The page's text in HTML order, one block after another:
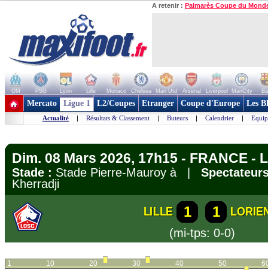
A retenir : Palmarès Coupe du
OM PSG Lyon Lille Monaco Chelsea Man Utd Arsenal Liverpool ManCity
+ de clubs
Mercato Ligue 1 L2/Coupes Etranger Coupe d'Europe Les
Actualité | Résultats & Classement | Buteurs | Calendrier |
Dim. 08 Mars 2026, 17h15 - FRANCE -
Stade : Stade Pierre-Mauroy à |
Kherradji
LILLE 1 1
(mi-tps: 0-0)
1 10 20 30 40 50